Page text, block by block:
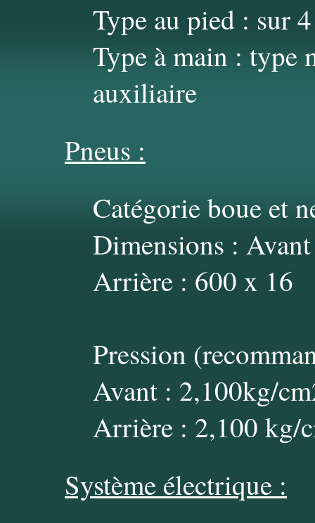
Type au pied : sur
Type à main : type
auxiliaire
Pneus :
Catégorie boue et
Dimensions :
Arrière : 600 x 16
Pression
Avant : 2,100kg/
Arrière : 2,100 kg/
Système électrique :